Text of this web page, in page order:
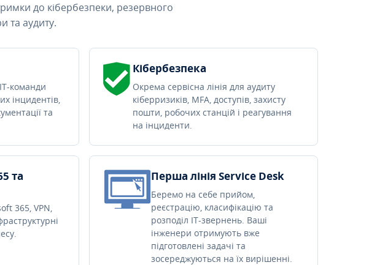
до кібербезпеки, резервного
та аудиту.
команди
інцидентів,
та
Кібербезпека
Окрема сервісна лінія для аудиту
кіберризиків, MFA, доступів, захисту
пошти, робочих станцій і реагування
на інциденти.
та
365, VPN,
Перша лінія Service Desk
Беремо на себе прийом,
реєстрацію, класифікацію та
розподіл IT-звернень. Ваші
інженери отримують вже
підготовлені задачі та
зосереджуються на їх вирішенні.